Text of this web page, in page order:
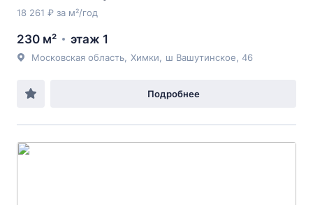
18 261 ₽ за м²/год
230 м² этаж 1
Московская область Химки ш Вашутинское , 46
Подробнее